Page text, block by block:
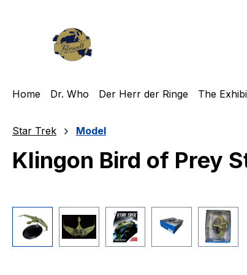
Home Dr. Who Der Herr der Ringe The
Star Trek Model
Klingon Bird of Prey